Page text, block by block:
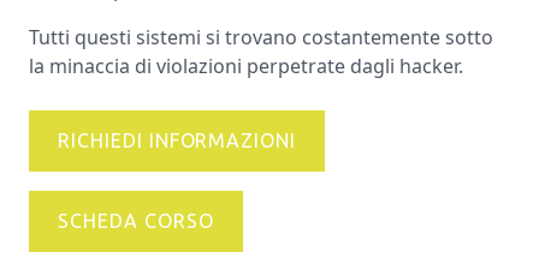
Tutti questi sistemi si trovano costantemente sotto
la minaccia di violazioni perpetrate dagli hacker.
RICHIEDI INFORMAZIONI
SCHEDA CORSO